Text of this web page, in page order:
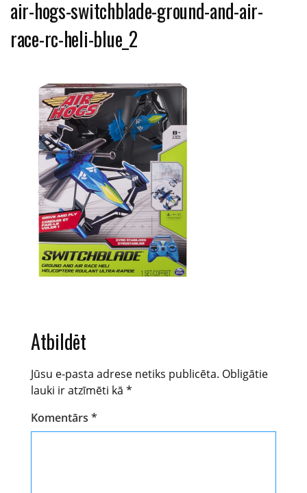
air-hogs-switchblade-ground-and-air-
race-rc-heli-blue_2
Atbildēt
Jūsu e-pasta adrese netiks publicēta. Obligātie
lauki ir atzīmēti kā *
Komentārs *